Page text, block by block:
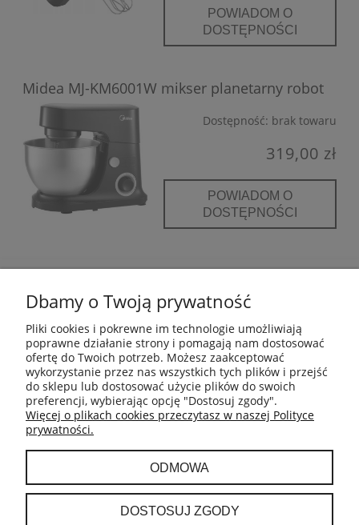
POWIADOM O
DOSTĘPNOŚCI
Midea MJ-KM6001W mikser planetarny robot
Dostępność: brak towaru
319,00 zł
POWIADOM O
DOSTĘPNOŚCI
INFORMACJE
PŁATNOŚCI I DOSTAWA
GWARANCJA I ZWROTY
MOJE KONTO
O NAS
Dbamy o Twoją prywatność
Pliki cookies i pokrewne im technologie umożliwiają
poprawne działanie strony i pomagają nam dostosować
ofertę do Twoich potrzeb. Możesz zaakceptować
wykorzystanie przez nas wszystkich tych plików i przejść
do sklepu lub dostosować użycie plików do swoich
preferencji, wybierając opcję "Dostosuj zgody".
Więcej o plikach cookies przeczytasz w naszej Polityce
prywatności.
ODMOWA
DOSTOSUJ ZGODY